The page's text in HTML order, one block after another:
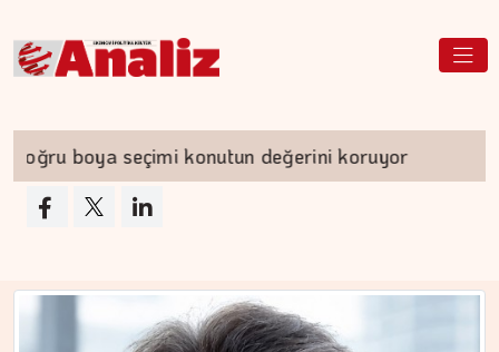
değerini koruyor Spot piyasada doğal